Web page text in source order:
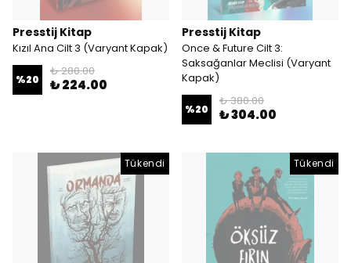
Presstij Kitap
Kızıl Ana Cilt 3 (Varyant Kapak)
%20
₺ 280.00
₺ 224.00
Presstij Kitap
Once & Future Cilt 3:
Saksağanlar Meclisi (Varyant
Kapak)
%20
₺ 380.00
₺ 304.00
Tükendi Tükendi